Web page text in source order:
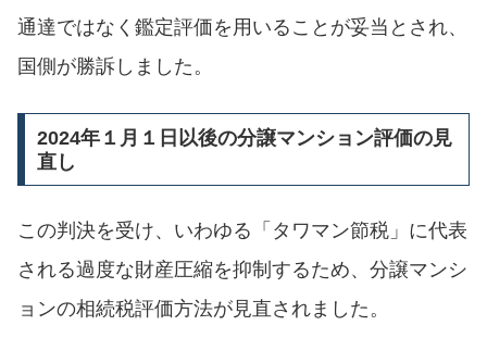
通達ではなく鑑定評価を用いることが妥当とされ、
国側が勝訴しました。
2024年１月１日以後の分譲マンション評価の見
直し
この判決を受け、いわゆる「タワマン節税」に代表
される過度な財産圧縮を抑制するため、分譲マンシ
ョンの相続税評価方法が見直されました。